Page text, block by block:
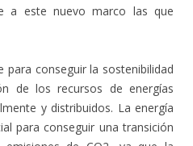
a este nuevo marco las que
conseguir la sostenibilidad
de los recursos de energías
y distribuidos. La energía
para conseguir una transición